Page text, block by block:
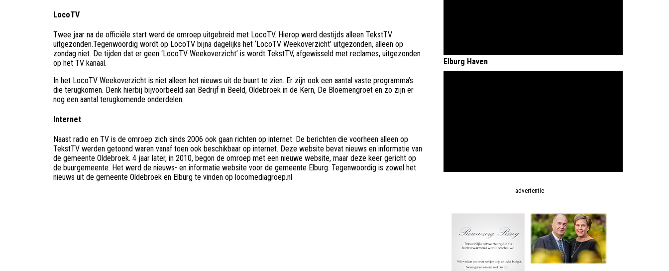
LocoTV
Twee jaar na de officiële start werd de omroep uitgebreid met LocoTV. Hierop werd destijds alleen TekstTV
uitgezonden.Tegenwoordig wordt op LocoTV bijna dagelijks het ‘LocoTV Weekoverzicht’ uitgezonden, alleen op
zondag niet. De tijden dat er geen ‘LocoTV Weekoverzicht’ is wordt TekstTV, afgewisseld met reclames, uitgezonden
op het TV kanaal.
In het LocoTV Weekoverzicht is niet alleen het nieuws uit de buurt te zien. Er zijn ook een aantal vaste programma’s
die terugkomen. Denk hierbij bijvoorbeeld aan Bedrijf in Beeld, Oldebroek in de Kern, De Bloemengroet en zo zijn er
nog een aantal terugkomende onderdelen.
Internet
Naast radio en TV is de omroep zich sinds 2006 ook gaan richten op internet. De berichten die voorheen alleen op
TekstTV werden getoond waren vanaf toen ook beschikbaar op internet. Deze website bevat nieuws en informatie van
de gemeente Oldebroek. 4 jaar later, in 2010, begon de omroep met een nieuwe website, maar deze keer gericht op
de buurgemeente. Het werd de nieuws- en informatie website voor de gemeente Elburg. Tegenwoordig is zowel het
nieuws uit de gemeente Oldebroek en Elburg te vinden op locomediagroep.nl
Elburg Haven
advertentie